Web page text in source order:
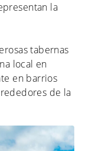
la
tabernas
local en
en barrios
de la